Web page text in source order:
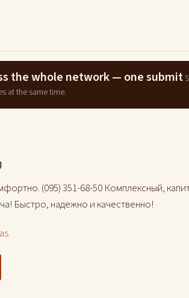
the whole network — one submit
at the same time.
(095) 351-68-50 Комплексный,
Быстро, надежно и качественно!